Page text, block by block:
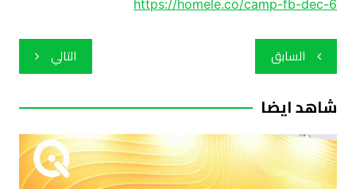
https://homele.co/camp-fb-dec-6
تصفّح
المقالات
السابق التالي
شاهد ايضا